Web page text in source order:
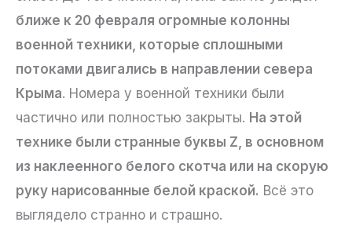
ближе к 20 февраля огромные колонны
военной техники, которые сплошными
потоками двигались в направлении севера
Крыма. Номера у военной техники были
частично или полностью закрыты. На этой
технике были странные буквы Z, в основном
из наклеенного белого скотча или на скорую
руку нарисованные белой краской. Всё это
выглядело странно и страшно.